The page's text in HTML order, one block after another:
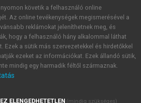
MeRSZ újdonságairól, akcióiról.
Akadémiai Kiadó Zrt. újdonságairól,
nyomon követik a felhasználó online
Az online tevékenységek megismerésével a
reklámokat jeleníthetnek meg, és
hogy a felhasználó hány alkalommal láthat
Ezek a sütik más szervezetekkel és hirdetőkkel
ezeket az információkat. Ezek állandó sütik,
mindig egy harmadik féltől származnak.
ELENGEDHETETLEN (mindig szükséges)